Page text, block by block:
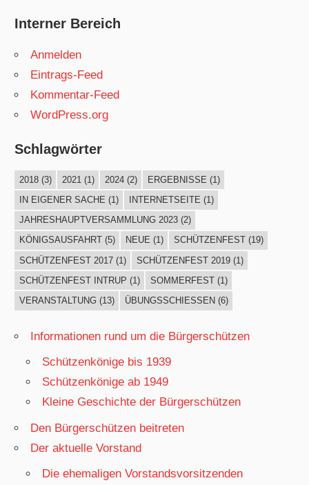
Interner Bereich
Anmelden
Eintrags-Feed
Kommentar-Feed
WordPress.org
Schlagwörter
2018(3) 2021 (1) 2024(2) ERGEBNISSE (1)
IN EIGENER SACHE (1) INTERNETSEITE (1)
JAHRESHAUPTVERSAMMLUNG 2023(2)
KÖNIGSAUSFAHRT(5) NEUE (1) SCHÜTZENFEST(19)
SCHÜTZENFEST 2017(1) SCHÜTZENFEST 2019(1)
SCHÜTZENFEST INTRUP (1) SOMMERFEST(1)
VERANSTALTUNG(13) ÜBUNGSSCHIESSEN (6)
Informationen rund um die Bürgerschützen
Schützenkönige bis 1939
Schützenkönige ab 1949
Kleine Geschichte der Bürgerschützen
Den Bürgerschützen beitreten
Der aktuelle Vorstand
Die ehemaligen Vorstandsvorsitzenden